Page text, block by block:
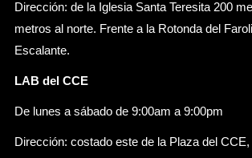
Dirección: de la Iglesia Santa Teresita 200
metros al norte. Frente a la Rotonda del
Escalante.
LAB del CCE
De lunes a sábado de 9:00am a 9:00pm
Dirección: costado este de la Plaza del